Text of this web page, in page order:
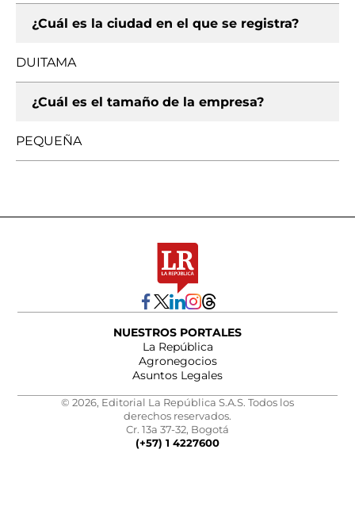
¿Cuál es la ciudad en el que se registra?
DUITAMA
¿Cuál es el tamaño de la empresa?
PEQUEÑA
NUESTROS PORTALES
La República
Agronegocios
Asuntos Legales
© 2026, Editorial La República S.A.S. Todos los
derechos reservados.
Cr. 13a 37-32, Bogotá
(+57) 1 4227600